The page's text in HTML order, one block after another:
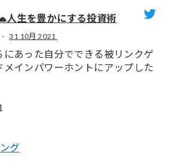
人生を豊かにする投資術
· 31 10月 2021
にあった自分でできる被リンクゲ
メインパワーホントにアップした
グ